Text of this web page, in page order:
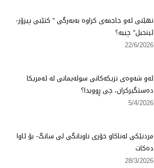
نهێنی ئەو جاجمەی كراوە بەبەرگی " كتێبی پیرۆز-
ئینجیل" چییە؟
22/6/2026
ئەو شەوەی نزیكەكانی سولەیمانی لە ئەمریكا
دەستگیركران، چی ڕوویدا؟
5/4/2026
مردنێكی لەناكاو خۆری ناوبانگی لی سانگ- بۆ ئاوا
دەكات
28/3/2026